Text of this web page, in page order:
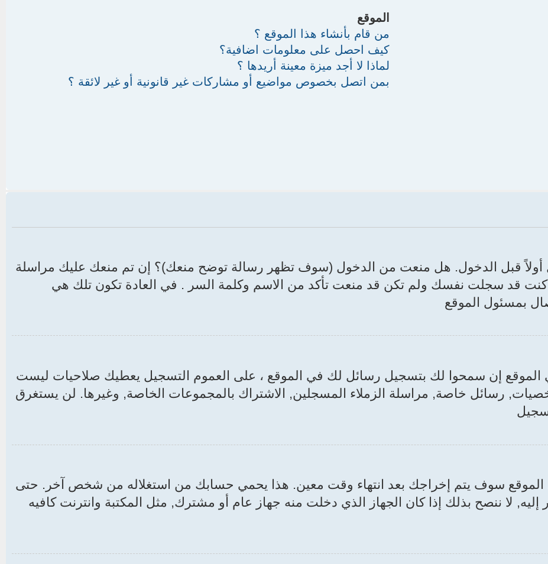
الموقع
من قام بأنشاء هذا الموقع ؟
كيف احصل على معلومات اضافية؟
لماذا لا أجد ميزة معينة أريدها ؟
بمن اتصل بخصوص مواضيع أو مشاركات غير قانونية أو غير لائقة ؟
قبل الدخول. هل منعت من الدخول (سوف تظهر رسالة توضح منعك)؟ إن تم منعك عليك مراسلة
قد سجلت نفسك ولم تكن قد منعت تأكد من الاسم وكلمة السر . في العادة تكون تلك هي
بمسئول الموقع
الموقع إن سمحوا لك بتسجيل رسائل لك في الموقع ، على العموم التسجيل يعطيك صلاحيات ليست
رسائل خاصة, مراسلة الزملاء المسجلين, الاشتراك بالمجموعات الخاصة, وغيرها. لن يستغرق
الموقع سوف يتم إخراجك بعد انتهاء وقت معين. هذا يحمي حسابك من استغلاله من شخص آخر. حتى
لا ننصح بذلك إذا كان الجهاز الذي دخلت منه جهاز عام أو مشترك, مثل المكتبة وانترنت كافيه